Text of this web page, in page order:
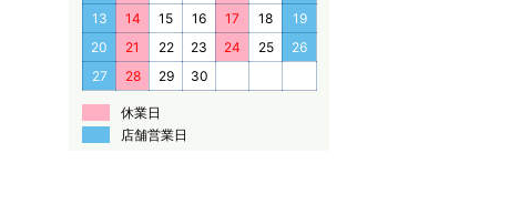
13
14 15 16 17 18
19
20
21 22 23 24 25
26
27
28 29 30
休業日
店舗営業日